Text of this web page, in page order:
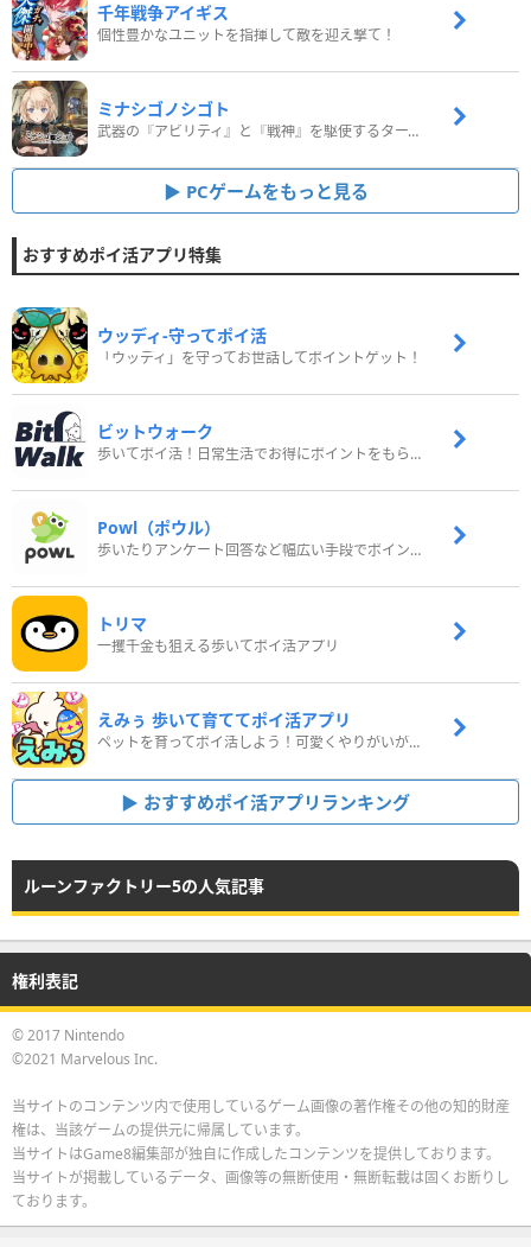
千年戦争アイギス
個性豊かなユニットを指揮して敵を迎え撃て！
ミナシゴノシゴト
武器の『アビリティ』と『戦神』を駆使するターン制コマンドバトルRPG！
PCゲームをもっと見る
おすすめポイ活アプリ特集
ウッディ‐守ってポイ活
「ウッディ」を守ってお世話してポイントゲット！
ビットウォーク
歩いてポイ活！日常生活でお得にポイントをもらおう
Powl（ポウル）
歩いたりアンケート回答など幅広い手段でポイントをゲット
トリマ
一攫千金も狙える歩いてポイ活アプリ
えみぅ 歩いて育ててポイ活アプリ
ペットを育ってポイ活しよう！可愛くやりがいがある新感覚アプリ
おすすめポイ活アプリランキング
ルーンファクトリー5の人気記事
権利表記
© 2017 Nintendo
©2021 Marvelous Inc.
当サイトのコンテンツ内で使用しているゲーム画像の著作権その他の知的財産
権は、当該ゲームの提供元に帰属しています。
当サイトはGame8編集部が独自に作成したコンテンツを提供しております。
当サイトが掲載しているデータ、画像等の無断使用・無断転載は固くお断りし
ております。